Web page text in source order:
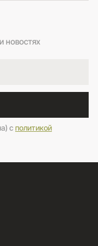
новостях
cполитикой